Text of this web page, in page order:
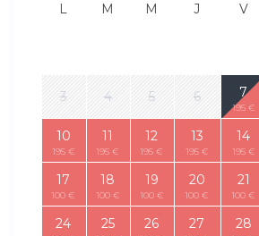
L M M J V
3 4 5 6 7
195 €
10
195 €
11
195 €
12
195 €
13
195 €
14
195 €
17
100 €
18
100 €
19
100 €
20
100 €
21
100 €
24 25 26 27 28